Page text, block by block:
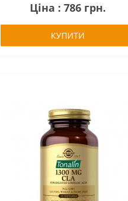
Ціна : 786 грн.
КУПИТИ